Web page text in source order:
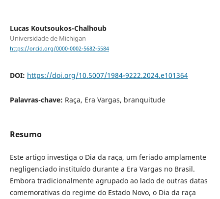
Lucas Koutsoukos-Chalhoub
Universidade de Michigan
https://orcid.org/0000-0002-5682-5584
DOI: https://doi.org/10.5007/1984-9222.2024.e101364
Palavras-chave: Raça, Era Vargas, branquitude
Resumo
Este artigo investiga o Dia da raça, um feriado amplamente
negligenciado instituído durante a Era Vargas no Brasil.
Embora tradicionalmente agrupado ao lado de outras datas
comemorativas do regime do Estado Novo, o Dia da raça